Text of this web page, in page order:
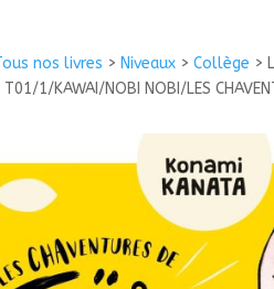
nos livres > Niveaux >Collège >
T01/1/KAWAI/NOBI NOBI/LES